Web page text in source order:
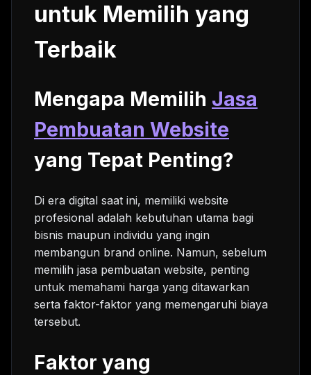
untuk Memilih yang
Terbaik
Mengapa Memilih Jasa
Pembuatan Website
yang Tepat Penting?
Di era digital saat ini, memiliki website
profesional adalah kebutuhan utama bagi
bisnis maupun individu yang ingin
membangun brand online. Namun, sebelum
memilih jasa pembuatan website, penting
untuk memahami harga yang ditawarkan
serta faktor-faktor yang memengaruhi biaya
tersebut.
Faktor yang